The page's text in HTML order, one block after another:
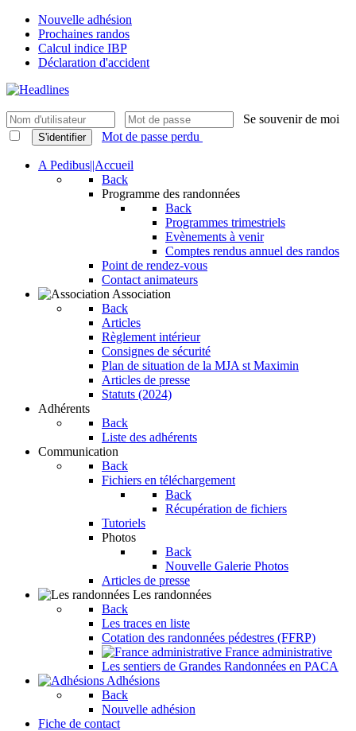
Nouvelle adhésion
Prochaines randos
Calcul indice IBP
Déclaration d'accident
Se souvenir de moi
S'identifier Mot de passe perdu
A Pedibus||Accueil
Back
Programme des randonnées
Back
Programmes trimestriels
Evènements à venir
Comptes rendus annuel des randos
Point de rendez-vous
Contact animateurs
Association
Back
Articles
Règlement intérieur
Consignes de sécurité
Plan de situation de la MJA st Maximin
Articles de presse
Statuts (2024)
Adhérents
Back
Liste des adhérents
Communication
Back
Fichiers en téléchargement
Back
Récupération de fichiers
Tutoriels
Photos
Back
Nouvelle Galerie Photos
Articles de presse
Les randonnées
Back
Les traces en liste
Cotation des randonnées pédestres (FFRP)
France administrative
Les sentiers de Grandes Randonnées en PACA
Adhésions
Back
Nouvelle adhésion
Fiche de contact